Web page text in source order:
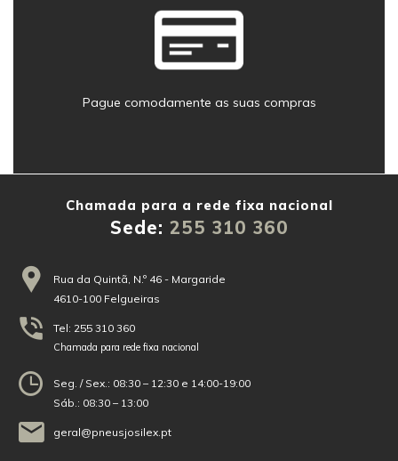
Pague comodamente as suas compras
Sede: 255 310 360
Rua da Quintã, N.º 46 - Margaride
4610-100 Felgueiras
Tel: 255 310 360
Chamada para rede fixa nacional
Seg. / Sex.: 08:30 – 12:30 e 14:00-19:00
Sáb.: 08:30 – 13:00
geral@pneusjosilex.pt